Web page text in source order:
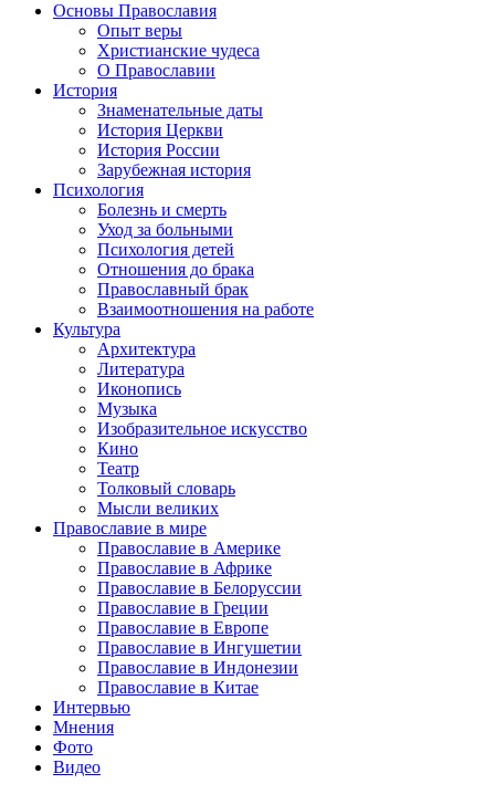
Основы Православия
Опыт веры
Христианские чудеса
О Православии
История
Знаменательные даты
История Церкви
История России
Зарубежная история
Психология
Болезнь и смерть
Уход за больными
Психология детей
Отношения до брака
Православный брак
Взаимоотношения на работе
Культура
Архитектура
Литература
Иконопись
Музыка
Изобразительное искусство
Кино
Театр
Толковый словарь
Мысли великих
Православие в мире
Православие в Америке
Православие в Африке
Православие в Белоруссии
Православие в Греции
Православие в Европе
Православие в Ингушетии
Православие в Индонезии
Православие в Китае
Интервью
Мнения
Фото
Видео